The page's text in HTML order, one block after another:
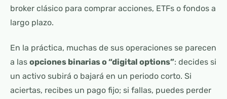
broker clásico para comprar acciones, ETFs o fondos a
largo plazo.
En la práctica, muchas de sus operaciones se parecen
a las opciones binarias o “digital options”: decides si
un activo subirá o bajará en un periodo corto. Si
aciertas, recibes un pago fijo; si fallas, puedes perder